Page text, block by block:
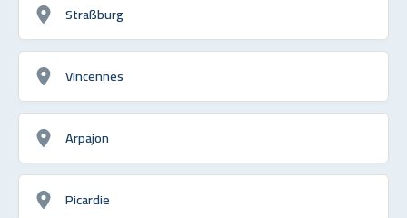
Straßburg
Vincennes
Arpajon
Picardie